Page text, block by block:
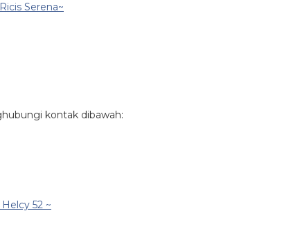
Serena~
kontak dibawah:
52 ~